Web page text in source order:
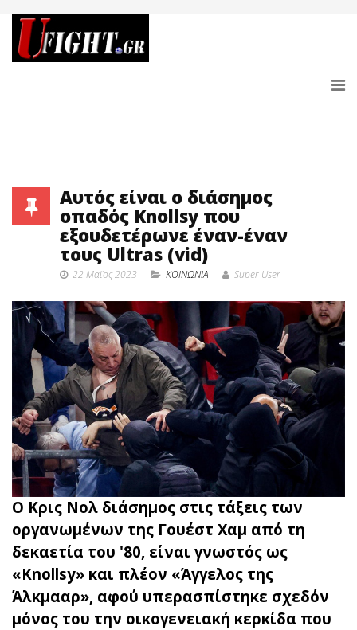
Αυτός είναι ο διάσημος
οπαδός Knollsy που
εξουδετέρωνε έναν-έναν
τους Ultras (vid)
22 Μαϊος 2023 ΚΟΙΝΩΝΙΑ Super User
Ο Κρις Νολ διάσημος στις τάξεις των
οργανωμένων της Γουέστ Χαμ από τη
δεκαετία του '80, είναι γνωστός ως
«Knollsy» και πλέον «Άγγελος της
Άλκμααρ», αφού υπερασπίστηκε σχεδόν
μόνος του την οικογενειακή κερκίδα που